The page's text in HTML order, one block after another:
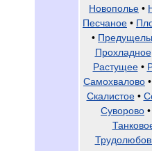
Новополье •
Песчаное •
•
Прохладное
Растущее•
Самохвалово •
Скалистое•
Суворово •